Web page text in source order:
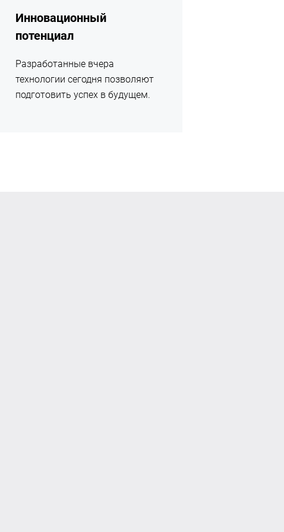
Инновационный
потенциал
Разработанные вчера
технологии сегодня позволяют
подготовить успех в будущем.